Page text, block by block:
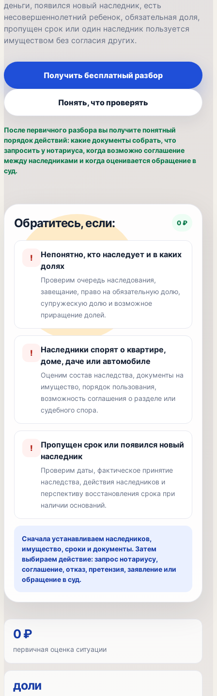
деньги, появился новый наследник, есть
несовершеннолетний ребенок, обязательная доля,
пропущен срок или один наследник пользуется
имуществом без согласия других.
Получить бесплатный разбор
Понять, что проверять
После первичного разбора вы получите понятный
порядок действий: какие документы собрать, что
запросить у нотариуса, когда возможно соглашение
между наследниками и когда оценивается обращение в
суд.
Обратитесь, если: 0 ₽
!
Непонятно, кто наследует и в каких
долях
Проверим очередь наследования,
завещание, право на обязательную долю,
супружескую долю и возможное
приращение долей.
!
Наследники спорят о квартире,
доме, даче или автомобиле
Оценим состав наследства, документы на
имущество, порядок пользования,
возможность соглашения о разделе или
судебного спора.
!
Пропущен срок или появился новый
наследник
Проверим даты, фактическое принятие
наследства, действия наследников и
перспективу восстановления срока при
наличии оснований.
Сначала устанавливаем наследников,
имущество, сроки и документы. Затем
выбираем действие: запрос нотариусу,
соглашение, отказ, претензия, заявление или
обращение в суд.
0 ₽
первичная оценка ситуации
доли